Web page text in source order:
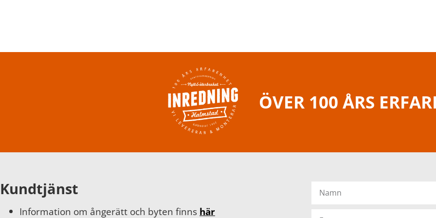
ÖVER 100 ÅRS
Kundtjänst
Information om ångerätt och byten finns här